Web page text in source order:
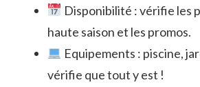
Disponibilité : vérifie les
haute saison et les promos.
Equipements : piscine,
vérifie que tout y est !